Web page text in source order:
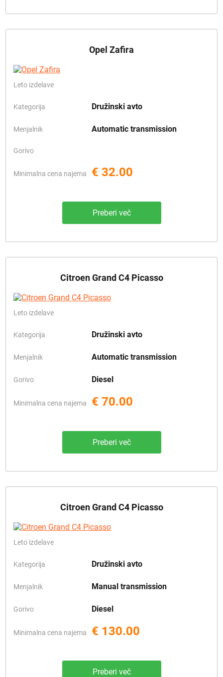
Opel Zafira
Leto izdelave
Kategorija Družinski avto
Menjalnik Automatic transmission
Gorivo
Minimalna cena najema € 32.00
Preberi več
Citroen Grand C4 Picasso
Leto izdelave
Kategorija Družinski avto
Menjalnik Automatic transmission
Gorivo Diesel
Minimalna cena najema € 70.00
Preberi več
Citroen Grand C4 Picasso
Leto izdelave
Kategorija Družinski avto
Menjalnik Manual transmission
Gorivo Diesel
Minimalna cena najema € 130.00
Preberi več